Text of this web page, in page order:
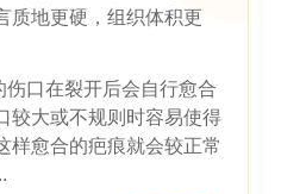
质地更硬，组织体积更
伤口在裂开后会自行愈合
较大或不规则时容易使得
样愈合的疤痕就会较正常